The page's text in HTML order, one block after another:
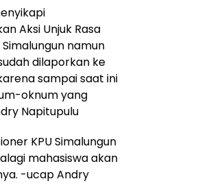
Aksi Unjuk Rasa
namun
dilaporkan ke
sampai saat ini
oknum yang
Napitupulu
KPU Simalungun
mahasiswa akan
-ucap Andry